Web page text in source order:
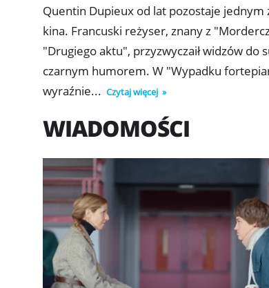
Quentin Dupieux od lat pozostaje
kina. Francuski reżyser, znany z
"Drugiego aktu", przyzwyczaił widzów
czarnym humorem. W "Wypadku
wyraźnie... Czytaj więcej
WIADOMOŚCI